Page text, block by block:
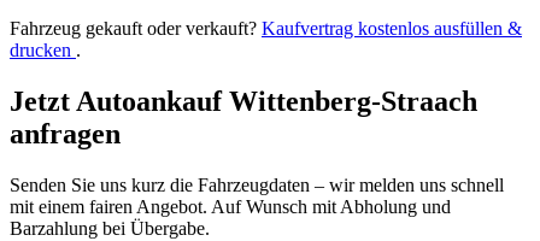
Fahrzeug gekauft oder verkauft? Kaufvertrag kostenlos ausfüllen &
drucken .
Jetzt Autoankauf Wittenberg-Straach
anfragen
Senden Sie uns kurz die Fahrzeugdaten – wir melden uns schnell
mit einem fairen Angebot. Auf Wunsch mit Abholung und
Barzahlung bei Übergabe.